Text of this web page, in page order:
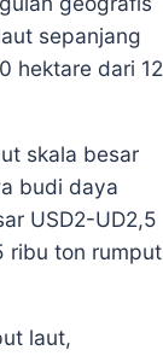
sepanjang
hektare dari 12
skala besar
budi daya
USD2-UD2,5
ribu ton rumput
laut,